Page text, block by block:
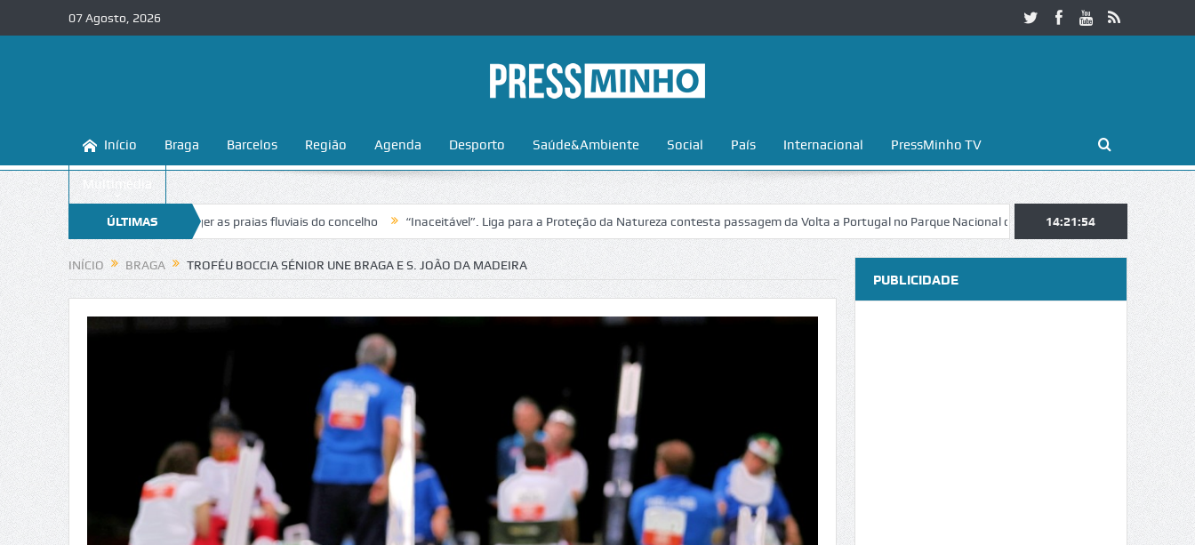
07 Agosto, 2026
Início Braga Barcelos Região Agenda Desporto Saúde&Ambiente Social País Internacional PressMinho TV
Multimédia
ÚLTIMAS
NOTÍCIAS
a conhecer e proteger as praias fluviais do concelho “Inaceitável”. Liga para a Proteção da Natureza contesta passagem da Volta a Portugal no Parque Nacional da Peneda-Gerês Esposende.
14:21:55
INÍCIO BRAGA TROFÉU BOCCIA SÉNIOR UNE BRAGA E S. JOÃO DA MADEIRA
PUBLICIDADE